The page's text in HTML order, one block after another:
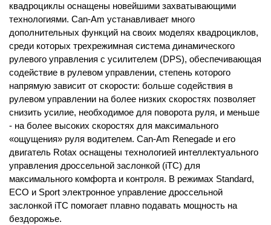
квадроциклы оснащены новейшими захватывающими
технологиями. Can-Am устанавливает много
дополнительных функций на своих моделях квадроциклов,
среди которых трехрежимная система динамического
рулевого управления с усилителем (DPS), обеспечивающая
содействие в рулевом управлении, степень которого
напрямую зависит от скорости: больше содействия в
рулевом управлении на более низких скоростях позволяет
снизить усилие, необходимое для поворота руля, и меньше
- на более высоких скоростях для максимального
«ощущения» руля водителем. Can-Am Renegade и его
двигатель Rotax оснащены технологией интеллектуального
управления дроссельной заслонкой (iTC) для
максимального комфорта и контроля. В режимах Standard,
ECO и Sport электронное управление дроссельной
заслонкой iTC помогает плавно подавать мощность на
бездорожье.